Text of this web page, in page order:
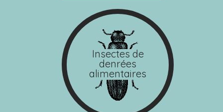
Insectes de
denrées
alimentaires